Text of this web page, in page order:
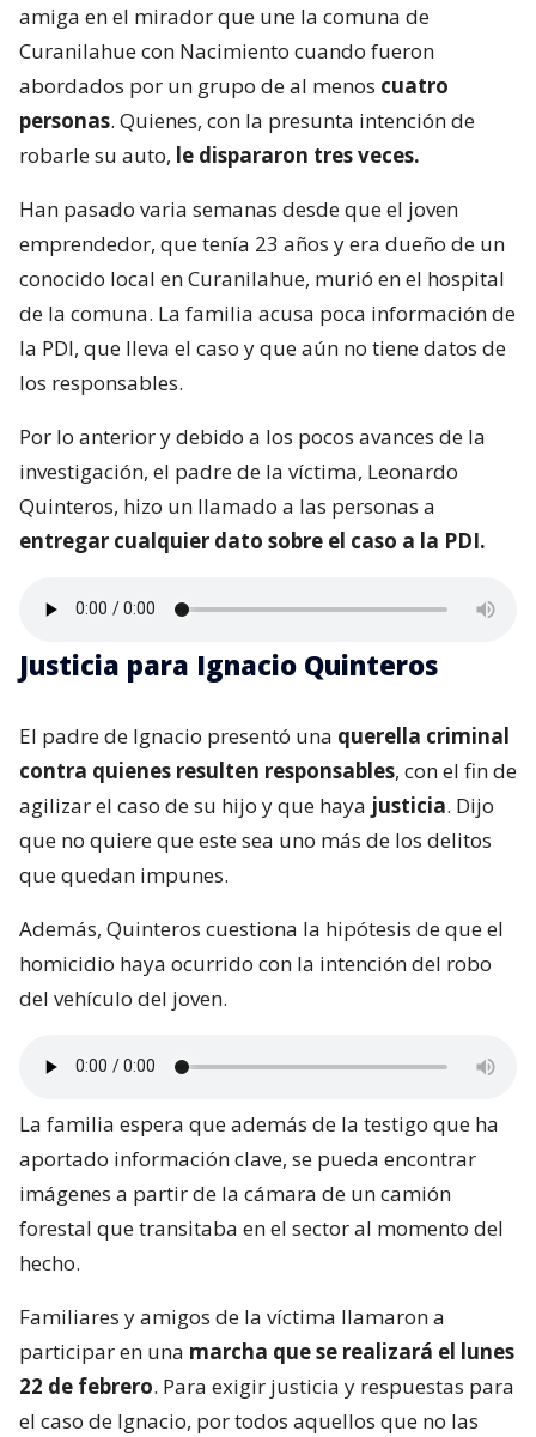
amiga en el mirador que une la comuna de
Curanilahue con Nacimiento cuando fueron
abordados por un grupo de al menos cuatro
personas. Quienes, con la presunta intención de
robarle su auto, le dispararon tres veces.
Han pasado varia semanas desde que el joven
emprendedor, que tenía 23 años y era dueño de un
conocido local en Curanilahue, murió en el hospital
de la comuna. La familia acusa poca información de
la PDI, que lleva el caso y que aún no tiene datos de
los responsables.
Por lo anterior y debido a los pocos avances de la
investigación, el padre de la víctima, Leonardo
Quinteros, hizo un llamado a las personas a
entregar cualquier dato sobre el caso a la PDI.
Justicia para Ignacio Quinteros
El padre de Ignacio presentó una querella criminal
contra quienes resulten responsables, con el fin de
agilizar el caso de su hijo y que haya justicia. Dijo
que no quiere que este sea uno más de los delitos
que quedan impunes.
Además, Quinteros cuestiona la hipótesis de que el
homicidio haya ocurrido con la intención del robo
del vehículo del joven.
La familia espera que además de la testigo que ha
aportado información clave, se pueda encontrar
imágenes a partir de la cámara de un camión
forestal que transitaba en el sector al momento del
hecho.
Familiares y amigos de la víctima llamaron a
participar en una marcha que se realizará el lunes
22 de febrero. Para exigir justicia y respuestas para
el caso de Ignacio, por todos aquellos que no las